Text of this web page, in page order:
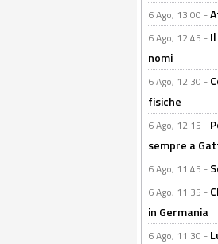
6 Ago, 13:00 -
6 Ago, 12:45 -
nomi
6 Ago, 12:30 -
fisiche
6 Ago, 12:15 -
sempre a
6 Ago, 11:45 -
6 Ago, 11:35 -
in Germania
6 Ago, 11:30 -